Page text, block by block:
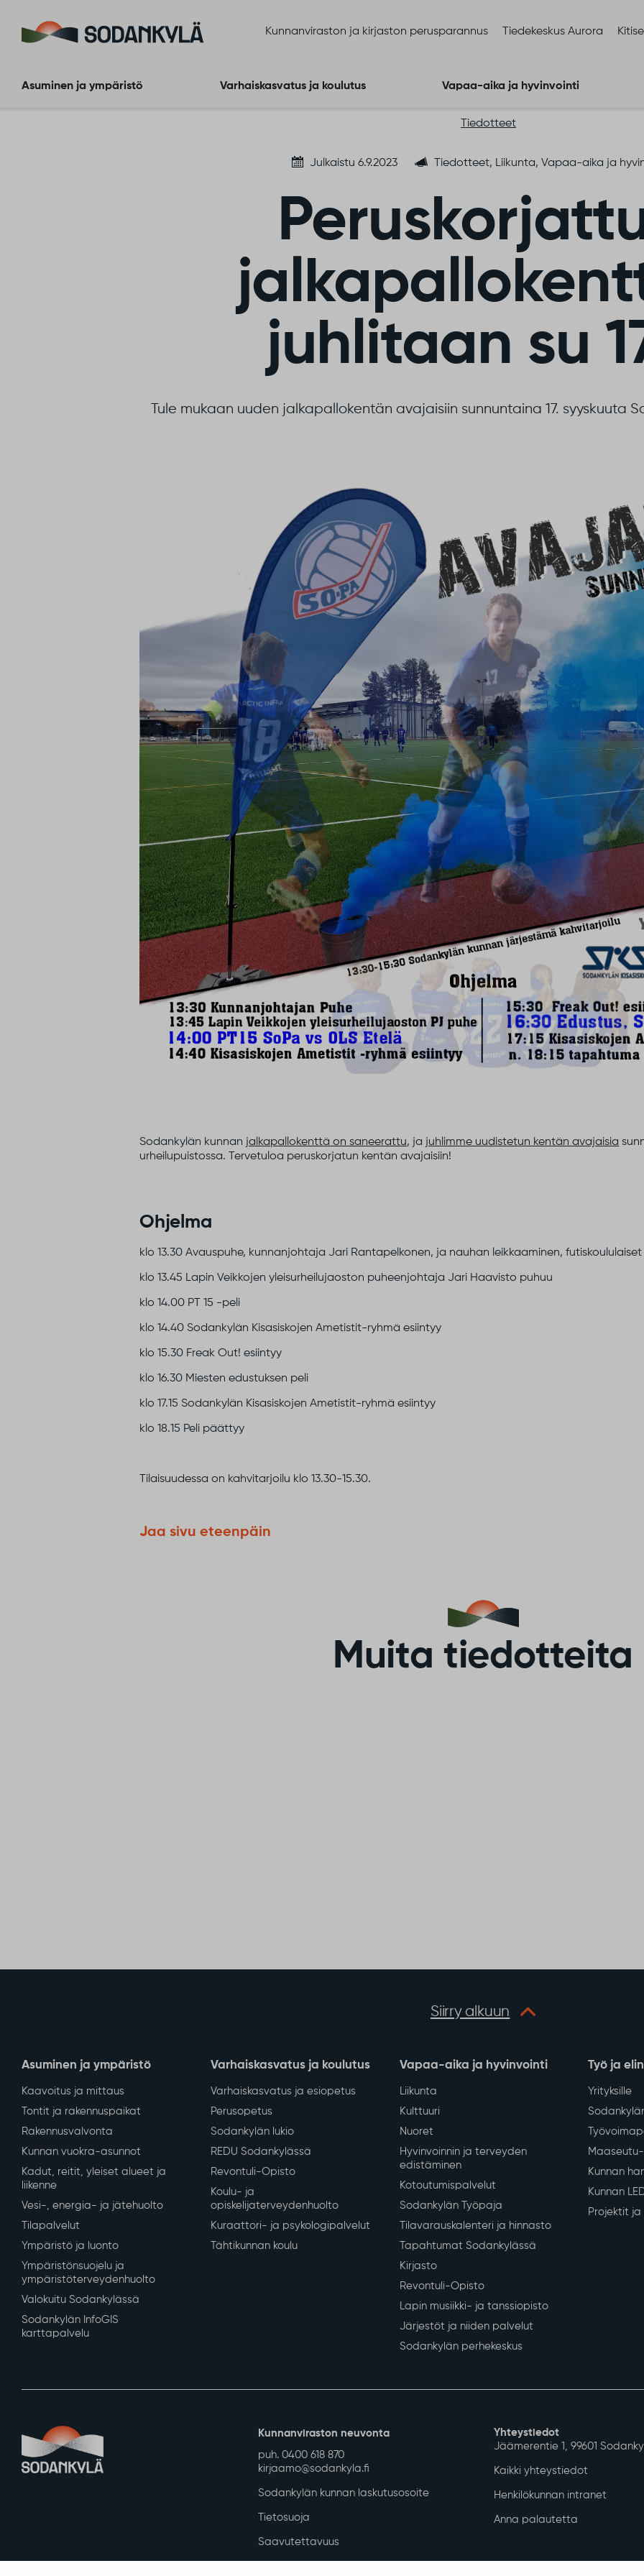
Kunnanviraston ja kirjaston perusparannus Tiedekeskus Aurora
Asuminen ja ympäristö Varhaiskasvatus ja koulutus Vapaa-aika ja hyvinvointi
Tiedotteet
Julkaistu 6.9.2023 Tiedotteet, Liikunta, Vapaa-aika ja
juhlitaan su
Tule mukaan uuden jalkapallokentän avajaisiin sunnuntaina 17. syyskuuta
Sodankylän kunnan jalkapallokenttä on saneerattu, ja juhlimme uudistetun kentän avajaisia
urheilupuistossa. Tervetuloa peruskorjatun kentän avajaisiin!
Ohjelma
klo 13.30 Avauspuhe, kunnanjohtaja Jari Rantapelkonen, ja nauhan leikkaaminen, futiskoululaiset
klo 13.45 Lapin Veikkojen yleisurheilujaoston puheenjohtaja Jari Haavisto puhuu
klo 14.00 PT 15 -peli
klo 14.40 Sodankylän Kisasiskojen Ametistit-ryhmä esiintyy
klo 15.30 Freak Out! esiintyy
klo 16.30 Miesten edustuksen peli
klo 17.15 Sodankylän Kisasiskojen Ametistit-ryhmä esiintyy
klo 18.15 Peli päättyy
Tilaisuudessa on kahvitarjoilu klo 13.30-15.30.
Jaa sivu eteenpäin
Muita tiedotteita
Siirry alkuun
Asuminen ja ympäristö
Kaavoitus ja mittaus
Tontit ja rakennuspaikat
Rakennusvalvonta
Kunnan vuokra-asunnot
Kadut, reitit, yleiset alueet ja
liikenne
Vesi-, energia- ja jätehuolto
Tilapalvelut
Ympäristö ja luonto
Ympäristönsuojelu ja
ympäristöterveydenhuolto
Valokuitu Sodankylässä
Sodankylän InfoGIS
karttapalvelu
Varhaiskasvatus ja koulutus
Varhaiskasvatus ja esiopetus
Perusopetus
Sodankylän lukio
REDU Sodankylässä
Revontuli-Opisto
Koulu- ja
opiskelijaterveydenhuolto
Kuraattori- ja psykologipalvelut
Tähtikunnan koulu
Vapaa-aika ja hyvinvointi
Liikunta
Kulttuuri
Nuoret
Hyvinvoinnin ja terveyden
edistäminen
Kotoutumispalvelut
Sodankylän Työpaja
Tilavarauskalenteri ja hinnasto
Tapahtumat Sodankylässä
Kirjasto
Revontuli-Opisto
Lapin musiikki- ja tanssiopisto
Järjestöt ja niiden palvelut
Sodankylän perhekeskus
Työ ja
Yrityksille
Kunnan
Kunnan
Projektit ja
Kunnanviraston neuvonta
puh. 0400 618 870
kirjaamo@sodankyla.fi
Sodankylän kunnan laskutusosoite
Tietosuoja
Saavutettavuus
Yhteystiedot
Jäämerentie 1, 99601
Kaikki yhteystiedot
Henkilökunnan intranet
Anna palautetta